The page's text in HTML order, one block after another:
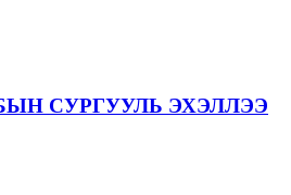
СУРГУУЛЬ ЭХЭЛЛЭЭ